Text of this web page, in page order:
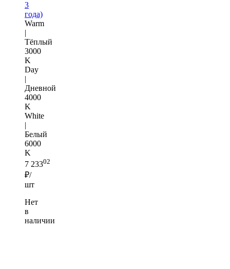
3
года)
Warm
|
Тёплый
3000
K
Day
|
Дневной
4000
K
White
|
Белый
6000
K
7 23302
₽/
шт
Нет
в
наличии